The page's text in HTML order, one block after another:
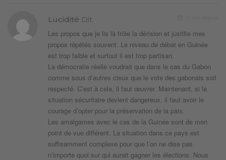
Lucidité Dit
Les propos que je lis là frôle la dérision et justifie mes
propos répétés souvent. Le niveau de débat en Guinée
est trop faible et surtout il est trop partisan.
La démocratie réelle voudrait que dans le cas du Gabon
comme sous d’autres cieux que le vote des gabonais soit
respecté. C’est à cela, il faut œuvrer. Maintenant, si la
situation sécuritaire devient dangereux, il faut avoir le
courage d’opter pour la préservation de la paix.
Les amalgames avec le cas de la Guinée sont de mon
point de vue différent. La situation dans ce pays est
suffisamment complexe pour que l’on ne dise pas
n’importe quoi sur qui aurait gagner les élections. Nous